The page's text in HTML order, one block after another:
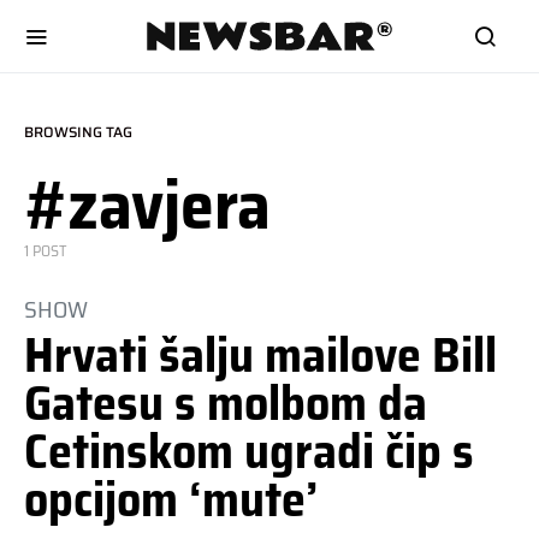
BROWSING TAG
#zavjera
1 POST
SHOW
Hrvati šalju mailove Bill
Gatesu s molbom da
Cetinskom ugradi čip s
opcijom ‘mute’